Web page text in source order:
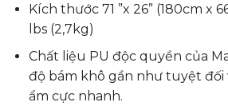
Kích thước 71 ”x 26” (180cm x
lbs (2,7kg)
Chất liệu PU độc quyền của
độ bám khô gần như tuyệt đối
ẩm cực nhanh.